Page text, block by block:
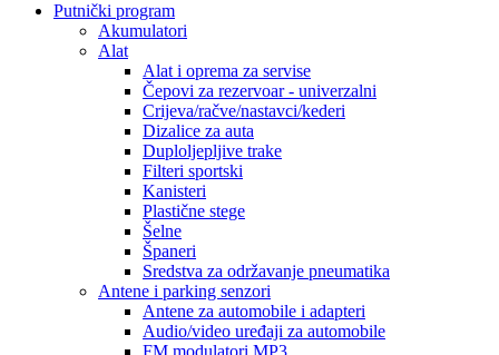
Putnički program
Akumulatori
Alat
Alat i oprema za servise
Čepovi za rezervoar - univerzalni
Crijeva/račve/nastavci/kederi
Dizalice za auta
Duploljepljive trake
Filteri sportski
Kanisteri
Plastične stege
Šelne
Španeri
Sredstva za održavanje pneumatika
Antene i parking senzori
Antene za automobile i adapteri
Audio/video uređaji za automobile